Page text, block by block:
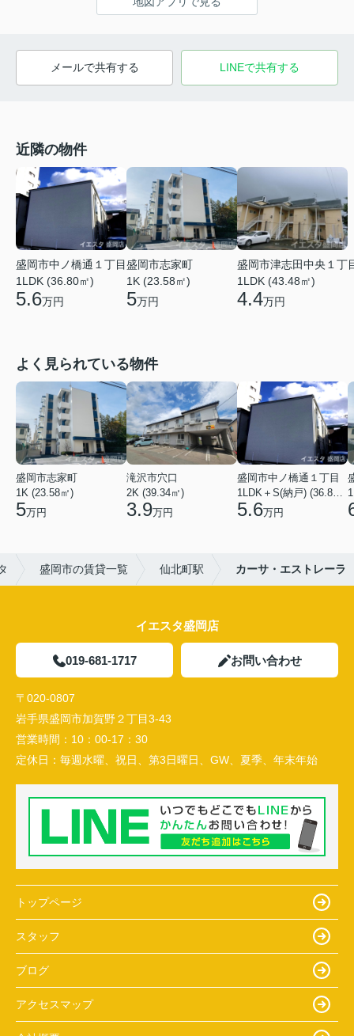
メールで共有する LINEで共有する
近隣の物件
盛岡市中ノ橋通１丁目
1LDK (36.80㎡)
5.6万円
盛岡市志家町
1K (23.58㎡)
5万円
盛岡市津志田中央１丁
1LDK (43.48㎡)
4.4万円
よく見られている物件
盛岡市志家町
1K (23.58㎡)
5万円
滝沢市穴口
2K (39.34㎡)
3.9万円
盛岡市中ノ橋通１丁目
1LDK＋S(納戸) (36.80㎡)
5.6万円
盛岡市の賃貸一覧 仙北町駅 カーサ・エストレーラ
イエスタ盛岡店
019-681-1717 お問い合わせ
〒020-0807
岩手県盛岡市加賀野２丁目3-43
営業時間： 10：00-17：30
定休日： 毎週水曜、祝日、第3日曜日、GW、夏季、年末年始
トップページ
スタッフ
ブログ
アクセスマップ